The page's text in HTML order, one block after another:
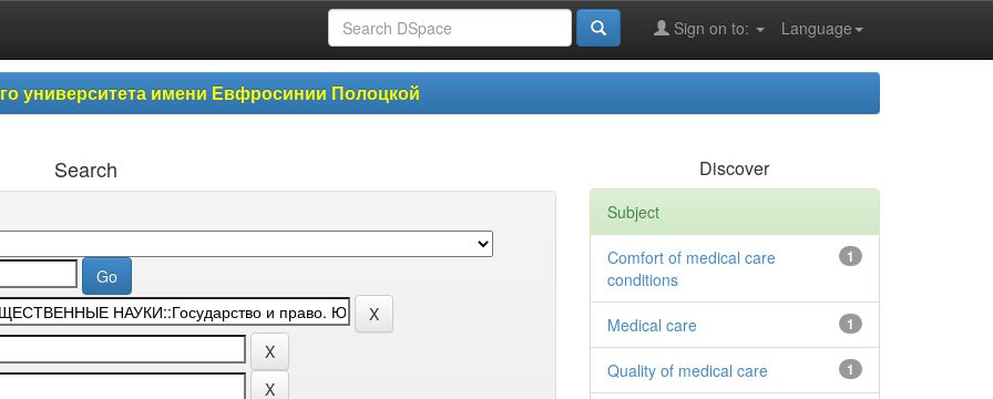
Language
Sign on to:
университета имени Евфросинии Полоцкой
Search Discover
Subject
1
Comfort of medical care
conditions
1
Medical care
1
Quality of medical care